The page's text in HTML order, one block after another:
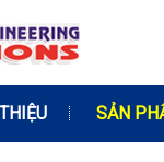
SẢN